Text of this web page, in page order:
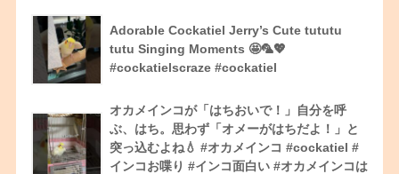
Adorable Cockatiel Jerry’s Cute tututu
tutu Singing Moments 🤩🦜💖
#cockatielscraze #cockatiel
オカメインコが「はちおいで！」自分を呼
ぶ、はち。思わず「オメーがはちだよ！」と
突っ込むよね💧 #オカメインコ #cockatiel #
インコお喋り #インコ面白い #オカメインコは